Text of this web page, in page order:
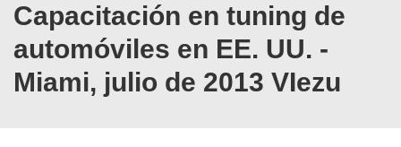
Capacitación en tuning de
automóviles en EE. UU. -
Miami, julio de 2013 VIezu